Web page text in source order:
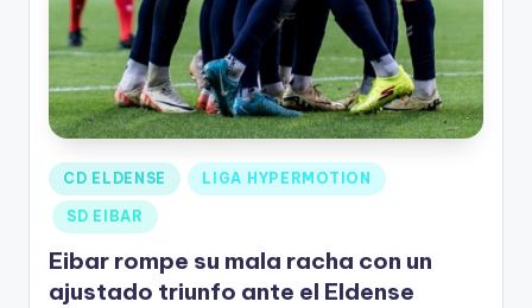
CD ELDENSE LIGA HYPERMOTION
SD EIBAR
Eibar rompe su mala racha con un
ajustado triunfo ante el Eldense